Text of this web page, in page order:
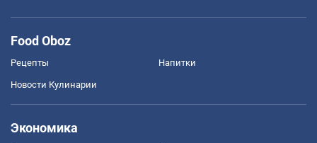
Food Oboz
Рецепты Напитки
Новости Кулинарии
Экономика